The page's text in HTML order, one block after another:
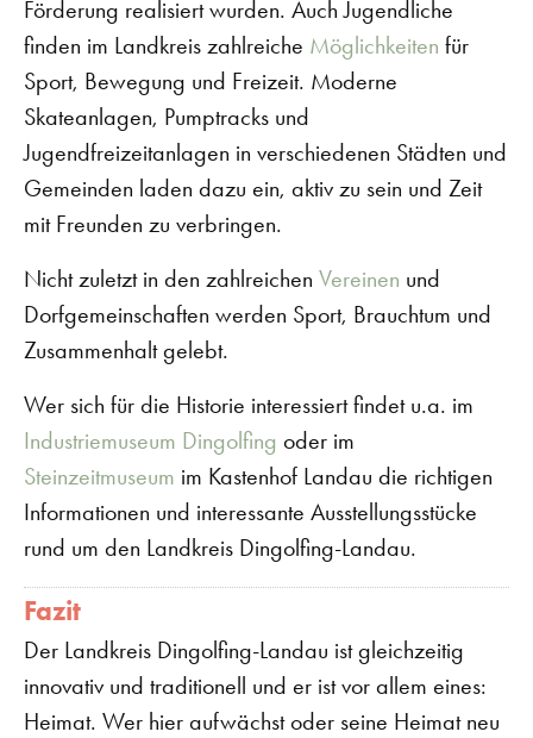
Förderung realisiert wurden. Auch Jugendliche
finden im Landkreis zahlreiche Möglichkeiten für
Sport, Bewegung und Freizeit. Moderne
Skateanlagen, Pumptracks und
Jugendfreizeitanlagen in verschiedenen Städten und
Gemeinden laden dazu ein, aktiv zu sein und Zeit
mit Freunden zu verbringen.
Nicht zuletzt in den zahlreichen Vereinen und
Dorfgemeinschaften werden Sport, Brauchtum und
Zusammenhalt gelebt.
Wer sich für die Historie interessiert findet u.a. im
Industriemuseum Dingolfing oder im
Steinzeitmuseum im Kastenhof Landau die richtigen
Informationen und interessante Ausstellungsstücke
rund um den Landkreis Dingolfing-Landau.
Fazit
Der Landkreis Dingolfing-Landau ist gleichzeitig
innovativ und traditionell und er ist vor allem eines:
Heimat. Wer hier aufwächst oder seine Heimat neu